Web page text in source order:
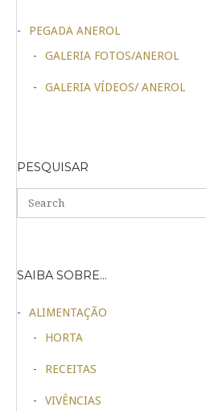
PEGADA ANEROL
GALERIA FOTOS/ANEROL
GALERIA VÍDEOS/ ANEROL
PESQUISAR
SAIBA SOBRE…
ALIMENTAÇÃO
HORTA
RECEITAS
VIVÊNCIAS